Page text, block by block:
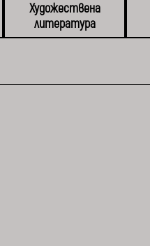
Художествена
литература